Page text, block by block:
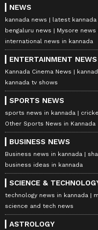
NEWS
kannada news latest kannada
bengaluru news
Mysore news
international news in kannada
ENTERTAINMENT NEWS
Kannada Cinema News
kannada tv shows
SPORTS NEWS
sports news in kannada
Other Sports News in Kannada
BUSINESS NEWS
Business news in kannada
business ideas in kannada
SCIENCE &
technology news in kannada
science and tech news
ASTROLOGY